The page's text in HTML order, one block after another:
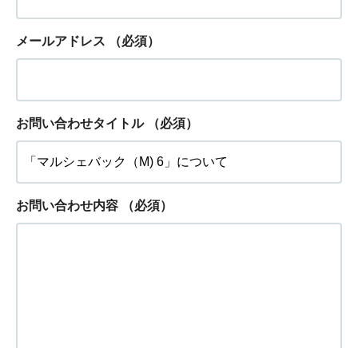
メールアドレス （必須）
お問い合わせタイトル （必須）
お問い合わせ内容 （必須）